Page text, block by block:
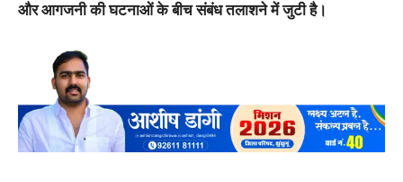
और आगजनी की घटनाओं के बीच संबंध तलाशने में जुटी है।